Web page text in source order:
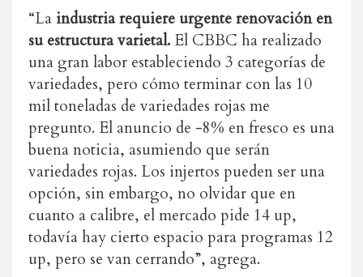
“La industria requiere urgente renovación en
su estructura varietal.El CBBC ha realizado
una gran labor estableciendo 3 categorías de
variedades, pero cómo terminar con las 10
mil toneladas de variedades rojas me
pregunto. El anuncio de -8% en fresco es una
buena noticia, asumiendo que serán
variedades rojas. Los injertos pueden ser una
opción, sin embargo, no olvidar que en
cuanto a calibre, el mercado pide 14 up,
todavía hay cierto espacio para programas 12
up, pero se van cerrando”, agrega.